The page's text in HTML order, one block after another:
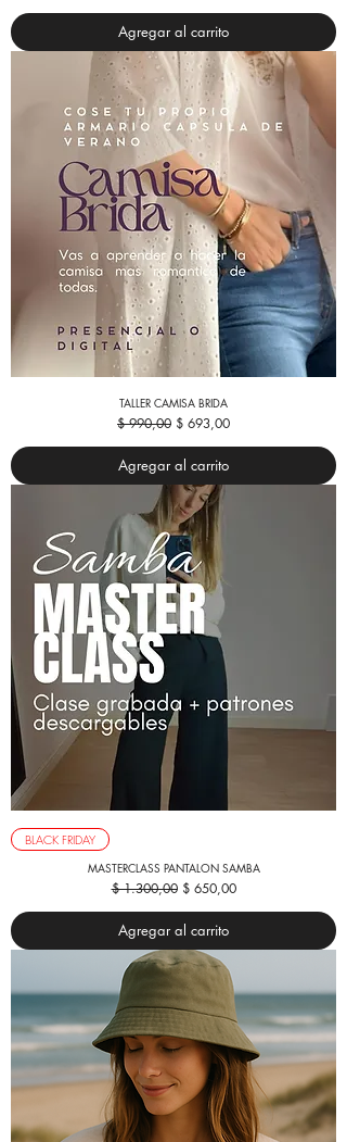
Agregar al carrito
TALLER CAMISA BRIDA
Precio
$ 990,00 Precio de oferta
$ 693,00
Agregar al carrito
BLACK FRIDAY
MASTERCLASS PANTALON SAMBA
Precio
$ 1.300,00 Precio de oferta
$ 650,00
Agregar al carrito